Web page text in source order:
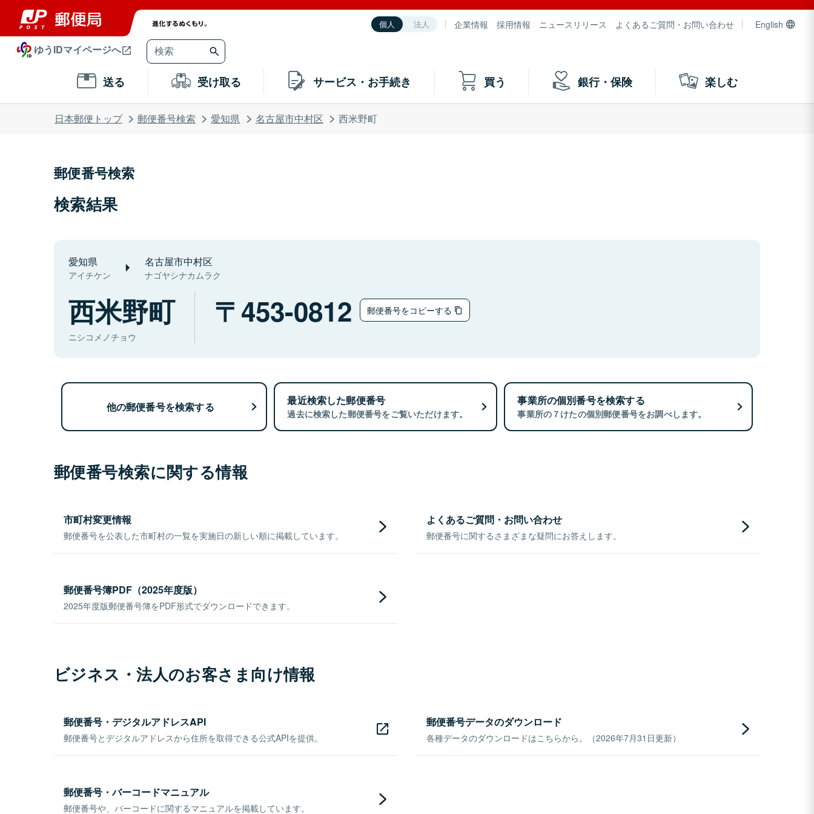
個人 法人 企業情報 採用情報 ニュースリリース よくあるご質問・お問い合わせ English
ゆうIDマイページへ
送る 受け取る サービス・お手続き 買う 銀行・保険 楽しむ
日本郵便トップ 郵便番号検索 愛知県 名古屋市中村区 西米野町
郵便番号検索
検索結果
愛知県
アイチケン
名古屋市中村区
ナゴヤシナカムラク
西米野町
ニシコメノチョウ
453-0812 郵便番号をコピーする
他の郵便番号を検索する 最近検索した郵便番号
過去に検索した郵便番号をご覧いただけます。
事業所の個別番号を検索する
事業所の７けたの個別郵便番号をお調べします。
郵便番号検索に関する情報
市町村変更情報
郵便番号を公表した市町村の一覧を実施日の新しい順に掲載しています。
よくあるご質問・お問い合わせ
郵便番号に関するさまざまな疑問にお答えします。
郵便番号簿PDF（2025年度版）
2025年度版郵便番号簿をPDF形式でダウンロードできます。
ビジネス・法人のお客さま向け情報
郵便番号・デジタルアドレスAPI
郵便番号とデジタルアドレスから住所を取得できる公式APIを提供。
郵便番号データのダウンロード
各種データのダウンロードはこちらから。（2026年7月31日更新）
郵便番号・バーコードマニュアル
郵便番号や、バーコードに関するマニュアルを掲載しています。